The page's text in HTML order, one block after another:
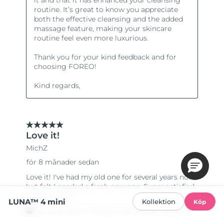
LUNA™ 4 mini Kollektion Köp